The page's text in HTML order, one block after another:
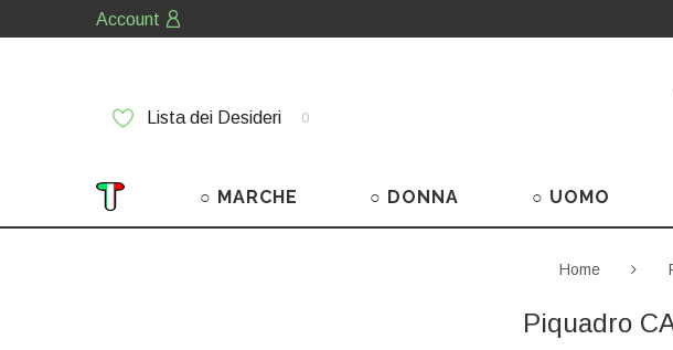
Account
Lista dei Desideri 0
○ MARCHE ○ DONNA ○ UOMO
Home
Piquadro